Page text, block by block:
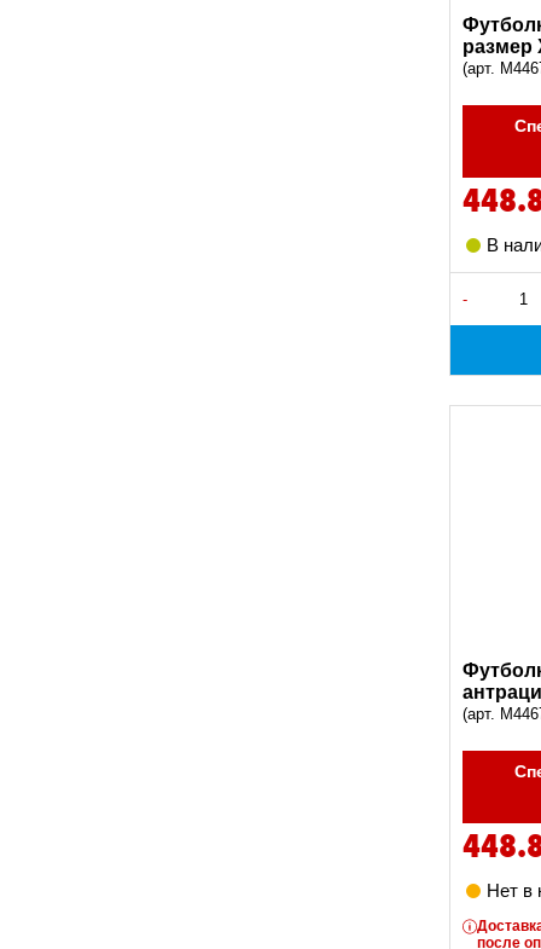
размер
(арт.
В
-
(арт.
Нет в
после